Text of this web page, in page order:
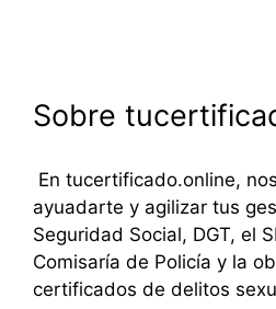
Sobre
En tucertificado.online,
ayuadarte y agilizar tus
Seguridad Social, DGT, el
Comisaría de Policía y la
certificados de delitos